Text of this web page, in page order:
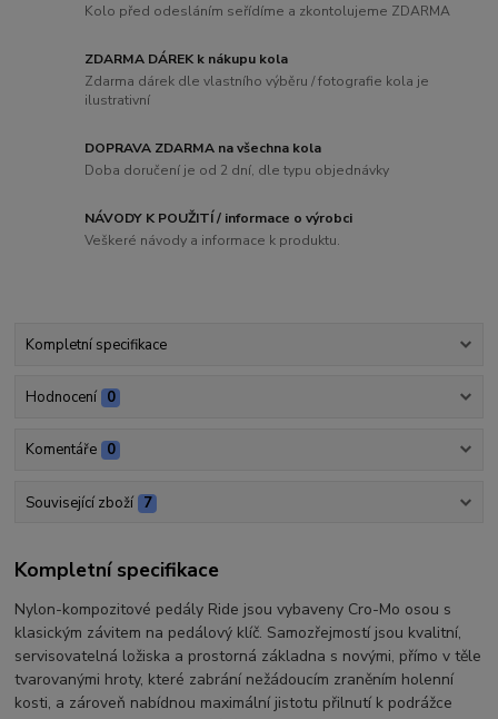
Kolo před odesláním seřídíme a zkontolujeme ZDARMA
ZDARMA DÁREK k nákupu kola
Zdarma dárek dle vlastního výběru / fotografie kola je
ilustrativní
DOPRAVA ZDARMA na všechna kola
Doba doručení je od 2 dní, dle typu objednávky
NÁVODY K POUŽITÍ / informace o výrobci
Veškeré návody a informace k produktu.
Kompletní specifikace
Hodnocení 0
Komentáře 0
Související zboží 7
Kompletní specifikace
Nylon-kompozitové pedály Ride jsou vybaveny Cro-Mo osou s
klasickým závitem na pedálový klíč. Samozřejmostí jsou kvalitní,
servisovatelná ložiska a prostorná základna s novými, přímo v těle
tvarovanými hroty, které zabrání nežádoucím zraněním holenní
kosti, a zároveň nabídnou maximální jistotu přilnutí k podrážce